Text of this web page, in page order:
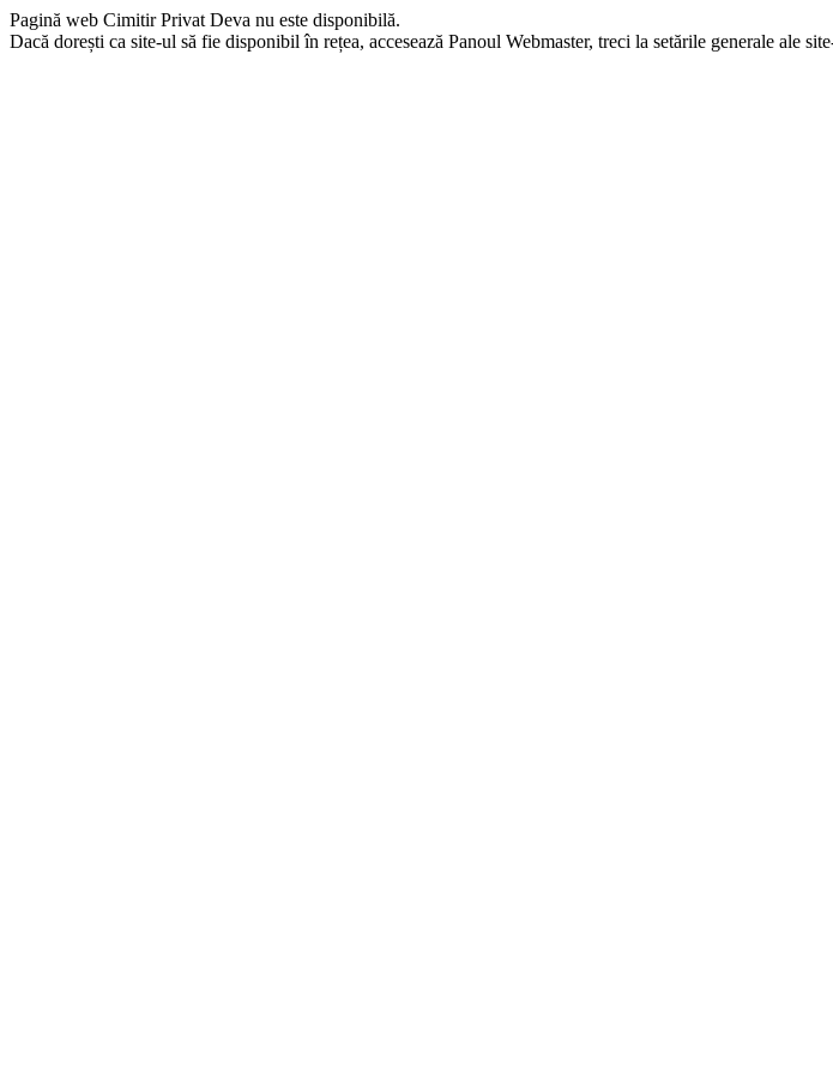
Pagină web Cimitir Privat Deva nu este disponibilă.
Dacă dorești ca site-ul să fie disponibil în rețea, accesează Panoul Webmaster, treci la setările generale ale